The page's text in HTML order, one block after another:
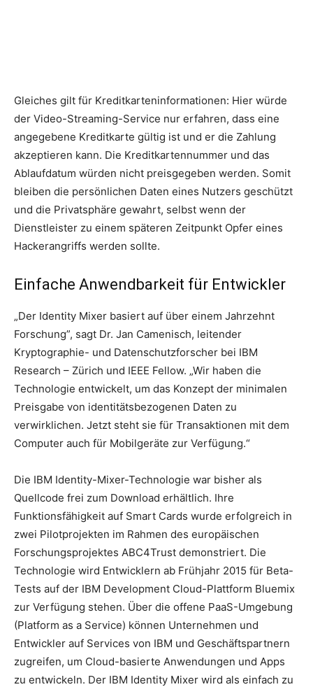
Gleiches gilt für Kreditkarteninformationen: Hier würde
der Video-Streaming-Service nur erfahren, dass eine
angegebene Kreditkarte gültig ist und er die Zahlung
akzeptieren kann. Die Kreditkartennummer und das
Ablaufdatum würden nicht preisgegeben werden. Somit
bleiben die persönlichen Daten eines Nutzers geschützt
und die Privatsphäre gewahrt, selbst wenn der
Dienstleister zu einem späteren Zeitpunkt Opfer eines
Hackerangriffs werden sollte.
Einfache Anwendbarkeit für Entwickler
„Der Identity Mixer basiert auf über einem Jahrzehnt
Forschung”, sagt Dr. Jan Camenisch, leitender
Kryptographie- und Datenschutzforscher bei IBM
Research – Zürich und IEEE Fellow. „Wir haben die
Technologie entwickelt, um das Konzept der minimalen
Preisgabe von identitätsbezogenen Daten zu
verwirklichen. Jetzt steht sie für Transaktionen mit dem
Computer auch für Mobilgeräte zur Verfügung.“
Die IBM Identity-Mixer-Technologie war bisher als
Quellcode frei zum Download erhältlich. Ihre
Funktionsfähigkeit auf Smart Cards wurde erfolgreich in
zwei Pilotprojekten im Rahmen des europäischen
Forschungsprojektes ABC4Trust demonstriert. Die
Technologie wird Entwicklern ab Frühjahr 2015 für Beta-
Tests auf der IBM Development Cloud-Plattform Bluemix
zur Verfügung stehen. Über die offene PaaS-Umgebung
(Platform as a Service) können Unternehmen und
Entwickler auf Services von IBM und Geschäftspartnern
zugreifen, um Cloud-basierte Anwendungen und Apps
zu entwickeln. Der IBM Identity Mixer wird als einfach zu